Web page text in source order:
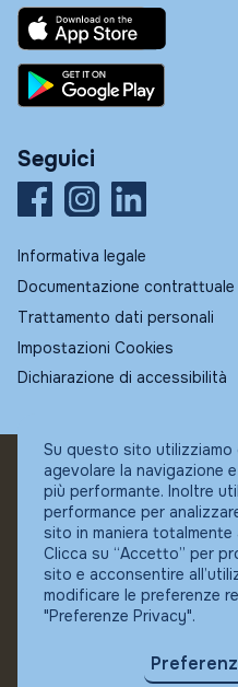
Seguici
Informativa legale
Documentazione contrattuale
Trattamento dati personali
Impostazioni Cookies
Dichiarazione di accessibilità
© Fundstore
Collocatore autorizzato:
Banca Ifigest SpA
P.Iva: 04337180485
Su questo sito
agevolare la navigazione
più performante. Inoltre
performance per
sito in maniera
Clicca su “Accetto” per
sito e acconsentire
modificare le preferenze
"Preferenze Privacy".